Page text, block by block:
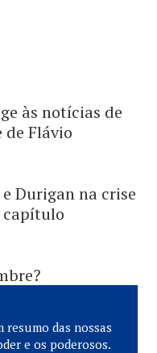
às notícias de
de Flávio
Durigan na crise
capítulo
resumo das nossas
e os poderosos.